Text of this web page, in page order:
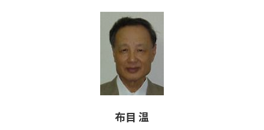
布目 温